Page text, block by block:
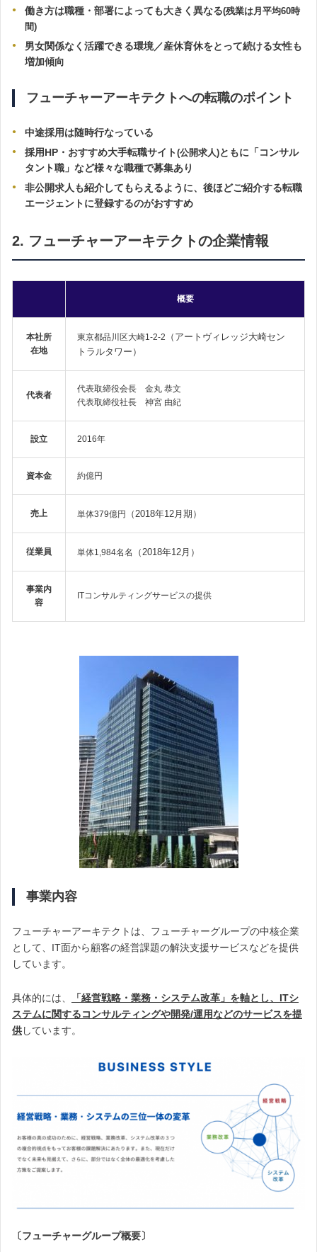
働き方は職種・部署によっても大きく異なる(残業は月平均60時
間)
男女関係なく活躍できる環境／産休育休をとって続ける女性も
増加傾向
フューチャーアーキテクトへの転職のポイント
中途採用は随時行なっている
採用HP・おすすめ大手転職サイト(公開求人)ともに「コンサル
タント職」など様々な職種で募集あり
非公開求人も紹介してもらえるように、後ほどご紹介する転職
エージェントに登録するのがおすすめ
2. フューチャーアーキテクトの企業情報
概要
本社所
在地
東京都品川区大崎1-2-2
（アートヴィレッジ大崎セン
トラルタワー）
代表者
代表取締役会長 金丸 恭文
代表取締役社長 神宮 由紀
設立 2016年
資本金 約億円
売上 単体379億円 （2018年12月期）
従業員 単体1,984名名 （2018年12月）
事業内
容
ITコンサルティングサービスの提供
事業内容
フューチャーアーキテクトは、フューチャーグループの中核企業
として、IT面から顧客の経営課題の解決支援サービスなどを提供
しています。
具体的には、
「経営戦略・業務・システム改革」を軸とし、ITシ
ステムに関するコンサルティングや開発/運用などのサービスを提
供しています。
〔フューチャーグループ概要〕